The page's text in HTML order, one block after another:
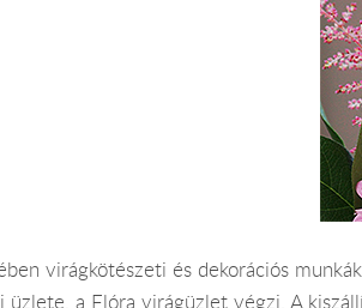
virágkötészeti és dekorációs
üzlete, a Flóra virágüzlet végzi. A